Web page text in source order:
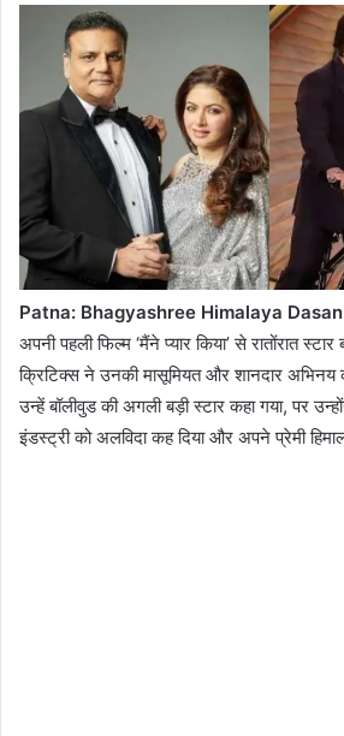
Patna: Bhagyashree Himalaya
अपनी पहली फिल्म ‘मैंने प्यार किया’ से रातोंरात
क्रिटिक्स ने उनकी मासूमियत और शानदार अभिनय
उन्हें बॉलीवुड की अगली बड़ी स्टार कहा गया, पर
इंडस्ट्री को अलविदा कह दिया और अपने प्रेमी